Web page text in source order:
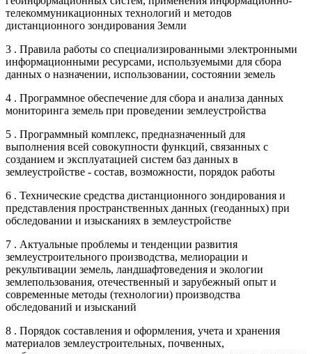
телекоммуникационных технологий и методов
дистанционного зондирования Земли
3 . Правила работы со специализированными электронными
информационными ресурсами, используемыми для сбора
данных о назначении, использовании, состоянии земель
4 . Программное обеспечение для сбора и анализа данных
мониторинга земель при проведении землеустройства
5 . Программный комплекс, предназначенный для
выполнения всей совокупности функций, связанных с
созданием и эксплуатацией систем баз данных в
землеустройстве - состав, возможности, порядок работы
6 . Технические средства дистанционного зондирования и
представления пространственных данных (геоданных) при
обследовании и изысканиях в землеустройстве
7 . Актуальные проблемы и тенденции развития
землеустроительного производства, мелиорации и
рекультивации земель, ландшафтоведения и экологии
землепользования, отечественный и зарубежный опыт и
современные методы (технологии) производства
обследований и изысканий
8 . Порядок составления и оформления, учета и хранения
материалов землеустроительных, почвенных,